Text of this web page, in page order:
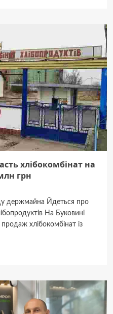
хлібокомбінат на
грн
держмайна Йдеться про
На Буковині
хлібокомбінат із